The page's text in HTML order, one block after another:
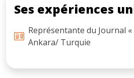
Ses expériences
Représentante du Journal
Ankara/ Turquie